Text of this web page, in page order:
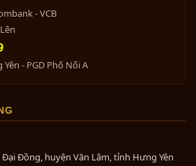
- VCB
Yên - PGD Phố Nối A
Đồng, huyện Văn Lâm, tỉnh Hưng Yên